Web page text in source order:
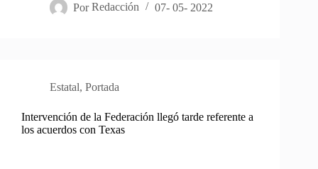
Por Redacción 07- 05- 2022
Estatal, Portada
Intervención de la Federación llegó tarde referente a
los acuerdos con Texas